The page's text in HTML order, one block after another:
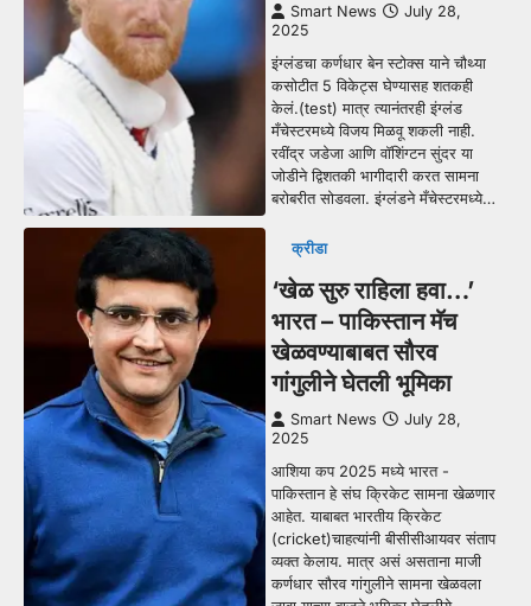
Smart News
July 28,
2025
इंग्लंडचा कर्णधार बेन स्टोक्स याने चौथ्या
कसोटीत 5 विकेट्स घेण्यासह शतकही
केलं.(test) मात्र त्यानंतरही इंग्लंड
मँचेस्टरमध्ये विजय मिळवू शकली नाही.
रवींद्र जडेजा आणि वॉशिंग्टन सुंदर या
जोडीने द्विशतकी भागीदारी करत सामना
बरोबरीत सोडवला. इंग्लंडने मँचेस्टरमध्ये…
क्रीडा
‘खेळ सुरु राहिला हवा…’
भारत – पाकिस्तान मॅच
खेळवण्याबाबत सौरव
गांगुलीने घेतली भूमिका
Smart News
July 28,
2025
आशिया कप 2025 मध्ये भारत -
पाकिस्तान हे संघ क्रिकेट सामना खेळणार
आहेत. याबाबत भारतीय क्रिकेट
(cricket)चाहत्यांनी बीसीसीआयवर संताप
व्यक्त केलाय. मात्र असं असताना माजी
कर्णधार सौरव गांगुलीने सामना खेळवला